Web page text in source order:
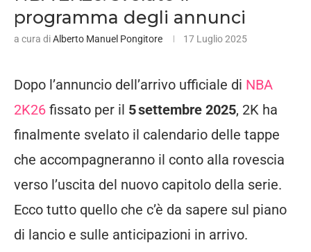
programma degli annunci
a cura diAlberto Manuel Pongitore 17 Luglio 2025
Dopo l’annuncio dell’arrivo ufficiale di NBA
2K26 fissato per il 5 settembre 2025, 2K ha
finalmente svelato il calendario delle tappe
che accompagneranno il conto alla rovescia
verso l’uscita del nuovo capitolo della serie.
Ecco tutto quello che c’è da sapere sul piano
di lancio e sulle anticipazioni in arrivo.